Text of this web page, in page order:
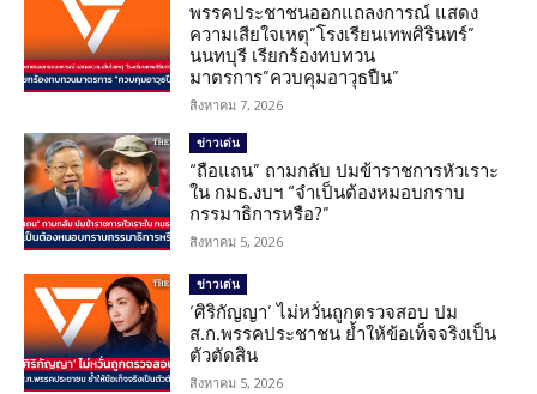
พรรคประชาชนออกแถลงการณ์ แสดง
ความเสียใจเหตุ”โรงเรียนเทพศิรินทร์”
นนทบุรี เรียกร้องทบทวน
มาตรการ”ควบคุมอาวุธปืน”
สิงหาคม 7, 2026
ข่าวเด่น
“ถือแถน” ถามกลับ ปมข้าราชการหัวเราะ
ใน กมธ.งบฯ “จำเป็นต้องหมอบกราบ
กรรมาธิการหรือ?”
สิงหาคม 5, 2026
ข่าวเด่น
‘ศิริกัญญา’ ไม่หวั่นถูกตรวจสอบ ปม
ส.ก.พรรคประชาชน ย้ำให้ข้อเท็จจริงเป็น
ตัวตัดสิน
สิงหาคม 5, 2026